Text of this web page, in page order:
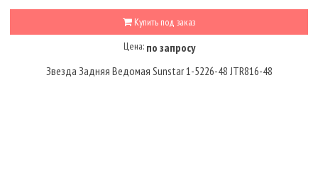
Купить под заказ
Цена: по запросу
Звезда Задняя Ведомая Sunstar 1-5226-48 JTR816-48